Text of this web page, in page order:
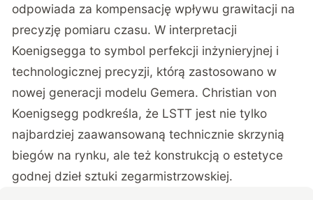
odpowiada za kompensację wpływu grawitacji na
precyzję pomiaru czasu.W interpretacji
Koenigsegga to symbol perfekcji inżynieryjnej i
technologicznej precyzji, którą zastosowano w
nowej generacji modelu Gemera. Christian von
Koenigsegg podkreśla, że LSTT jest nie tylko
najbardziej zaawansowaną technicznie skrzynią
biegów na rynku, ale też konstrukcją o estetyce
godnej dzieł sztuki zegarmistrzowskiej.